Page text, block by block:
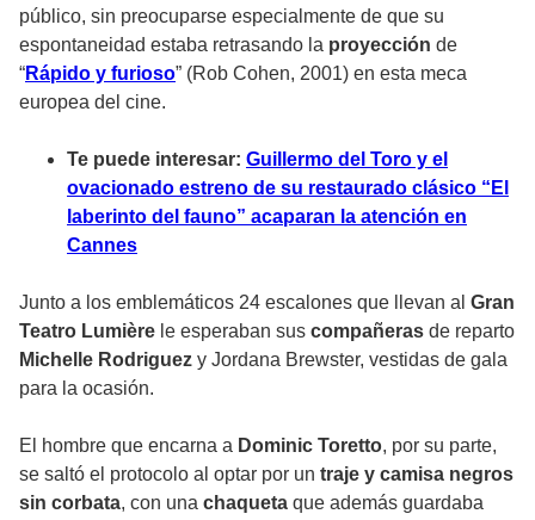
público, sin preocuparse especialmente de que su
espontaneidad estaba retrasando la proyección de
“Rápido y furioso” (Rob Cohen, 2001) en esta meca
europea del cine.
Te puede interesar: Guillermo del Toro y el
ovacionado estreno de su restaurado clásico “El
laberinto del fauno” acaparan la atención en
Cannes
Junto a los emblemáticos 24 escalones que llevan al Gran
Teatro Lumière le esperaban sus compañeras de reparto
Michelle Rodriguez y Jordana Brewster, vestidas de gala
para la ocasión.
El hombre que encarna a Dominic Toretto, por su parte,
se saltó el protocolo al optar por un traje y camisa negros
sin corbata, con una chaqueta que además guardaba